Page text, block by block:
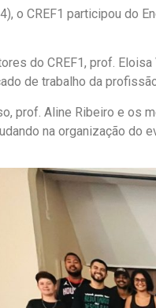
o CREF1 participou do
do CREF1, prof.
de trabalho da
prof. Aline Ribeiro e os
na organização do